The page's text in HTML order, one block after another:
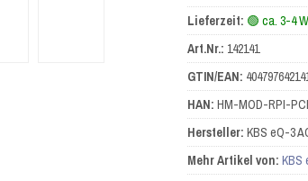
Lieferzeit: 🟢 ca. 3-4
Art.Nr.: 142141
GTIN/EAN:
HAN: HM-MOD-RPI-
Hersteller: KBS eQ-3
Mehr Artikel von: KBS